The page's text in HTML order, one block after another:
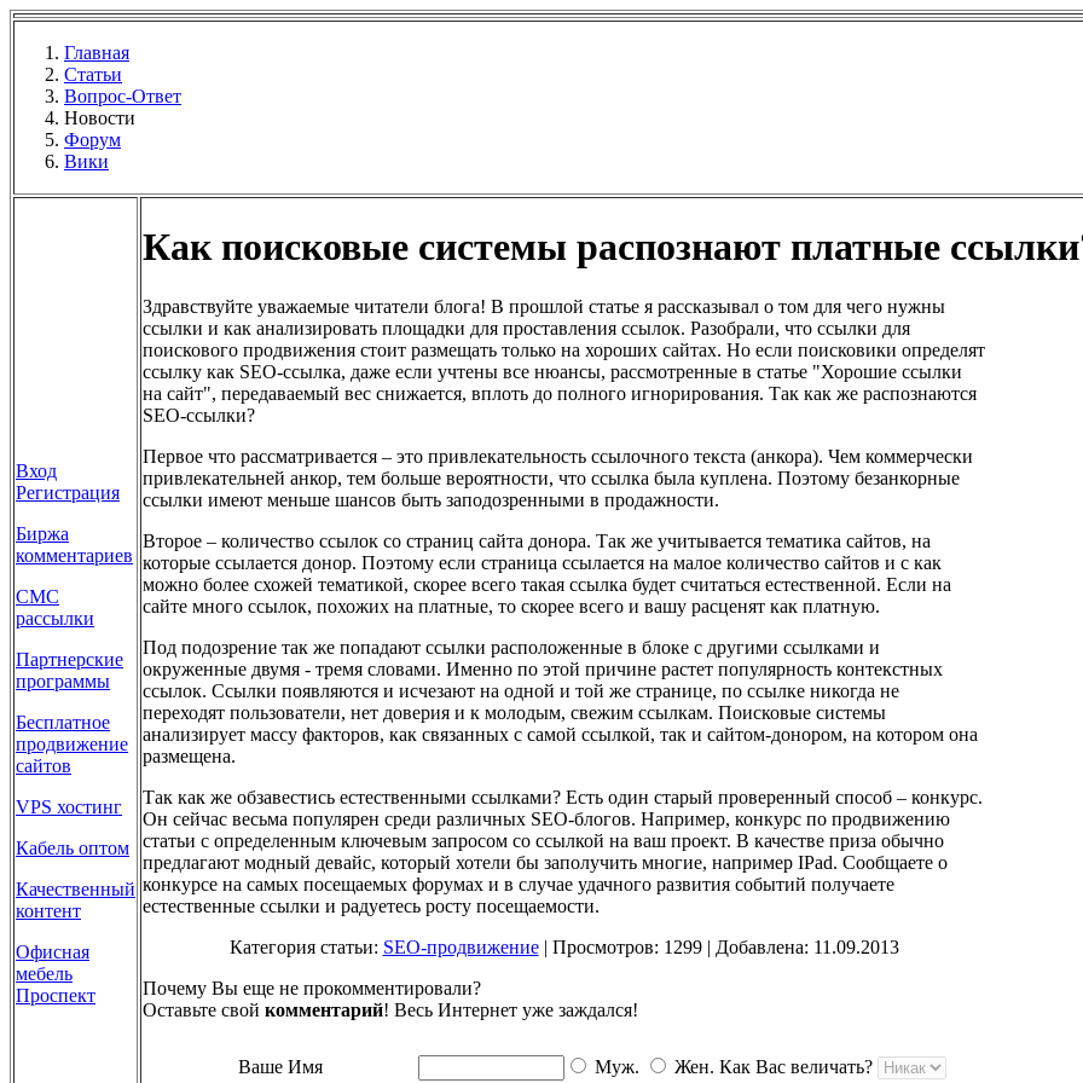
Главная
Статьи
Вопрос-Ответ
Новости
Форум
Вики
Вход
Регистрация
Биржа
комментариев
СМС
рассылки
Партнерские
программы
Бесплатное
продвижение
сайтов
VPS хостинг
Кабель оптом
Качественный
контент
Офисная
мебель
Проспект
Как поисковые системы распознают платные
Здравствуйте уважаемые читатели блога! В прошлой статье я рассказывал о том для чего нужны
ссылки и как анализировать площадки для проставления ссылок. Разобрали, что ссылки для
поискового продвижения стоит размещать только на хороших сайтах. Но если поисковики определят
ссылку как SEO-ссылка, даже если учтены все нюансы, рассмотренные в статье "Хорошие ссылки
на сайт", передаваемый вес снижается, вплоть до полного игнорирования. Так как же распознаются
SEO-ссылки?
Первое что рассматривается – это привлекательность ссылочного текста (анкора). Чем коммерчески
привлекательней анкор, тем больше вероятности, что ссылка была куплена. Поэтому безанкорные
ссылки имеют меньше шансов быть заподозренными в продажности.
Второе – количество ссылок со страниц сайта донора. Так же учитывается тематика сайтов, на
которые ссылается донор. Поэтому если страница ссылается на малое количество сайтов и с как
можно более схожей тематикой, скорее всего такая ссылка будет считаться естественной. Если на
сайте много ссылок, похожих на платные, то скорее всего и вашу расценят как платную.
Под подозрение так же попадают ссылки расположенные в блоке с другими ссылками и
окруженные двумя - тремя словами. Именно по этой причине растет популярность контекстных
ссылок. Ссылки появляются и исчезают на одной и той же странице, по ссылке никогда не
переходят пользователи, нет доверия и к молодым, свежим ссылкам. Поисковые системы
анализирует массу факторов, как связанных с самой ссылкой, так и сайтом-донором, на котором она
размещена.
Так как же обзавестись естественными ссылками? Есть один старый проверенный способ – конкурс.
Он сейчас весьма популярен среди различных SEO-блогов. Например, конкурс по продвижению
статьи с определенным ключевым запросом со ссылкой на ваш проект. В качестве приза обычно
предлагают модный девайс, который хотели бы заполучить многие, например IPad. Сообщаете о
конкурсе на самых посещаемых форумах и в случае удачного развития событий получаете
естественные ссылки и радуетесь росту посещаемости.
Категория статьи: SEO-продвижение| Просмотров: 1299 | Добавлена: 11.09.2013
Почему Вы еще не прокомментировали?
Оставьте свой комментарий! Весь Интернет уже заждался!
Ваше Имя Муж. Жен. Как Вас величать?